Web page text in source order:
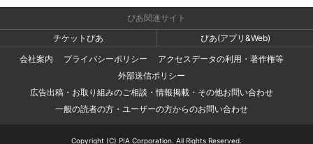
ぴあ関連サイト
チケットぴあ
ぴあ(アプリ&Web)
会社案内
プライバシーポリシー
アクセスデータの利用・著作権等
外部送信ポリシー
広告出稿・お取り組みのご相談・情報掲載・その他お問い合わせ
一般の読者の方・ユーザーの方からのお問い合わせ
Copyright (C) PIA Corporation. All Rights Reserved.